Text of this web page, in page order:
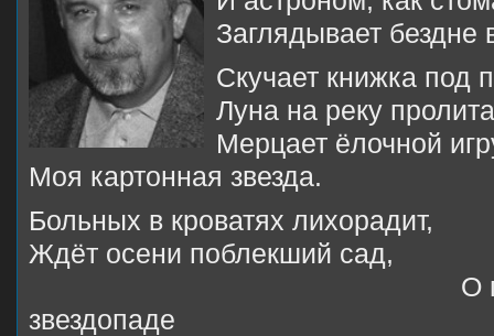
Заглядывает бездне
Скучает книжка под
Луна на реку
Мерцает ёлочной
Моя картонная звезда.
Больных в кроватях лихорадит,
Ждёт осени поблекший сад,
О
звездопаде